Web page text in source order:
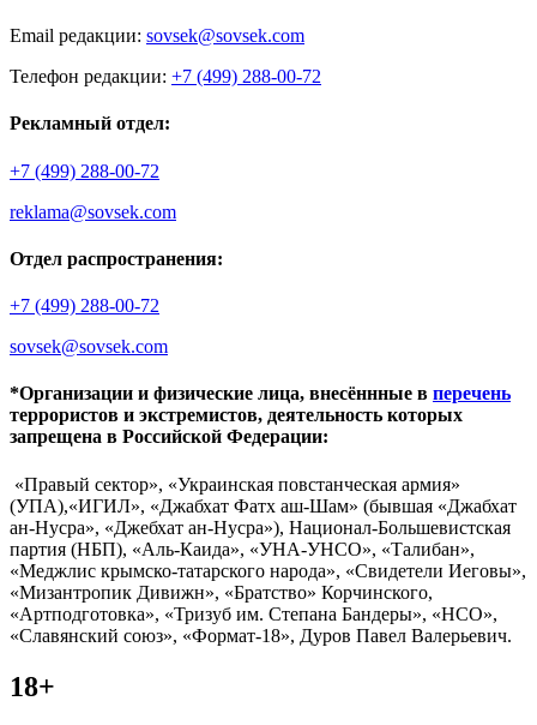
Email редакции: sovsek@sovsek.com
Телефон редакции: +7 (499) 288-00-72
Рекламный отдел:
+7 (499) 288-00-72
reklama@sovsek.com
Отдел распространения:
+7 (499) 288-00-72
sovsek@sovsek.com
*Организации и физические лица, внесённные в перечень
террористов и экстремистов, деятельность которых
запрещена в Российской Федерации:
«Правый сектор», «Украинская повстанческая армия»
(УПА),«ИГИЛ», «Джабхат Фатх аш-Шам» (бывшая «Джабхат
ан-Нусра», «Джебхат ан-Нусра»), Национал-Большевистская
партия (НБП), «Аль-Каида», «УНА-УНСО», «Талибан»,
«Меджлис крымско-татарского народа», «Свидетели Иеговы»,
«Мизантропик Дивижн», «Братство» Корчинского,
«Артподготовка», «Тризуб им. Степана Бандеры», «НСО»,
«Славянский союз», «Формат-18», Дуров Павел Валерьевич.
18+